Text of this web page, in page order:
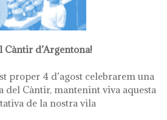
Càntir d’Argentona!
proper 4 d’agost celebrarem una
del Càntir, mantenint viva aquesta
de la nostra vila